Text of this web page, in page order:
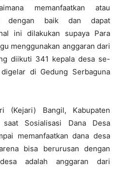
memanfaatkan atau
dengan baik dan dapat
ini dilakukan supaya Para
menggunakan anggaran dari
diikuti 341 kepala desa se-
di Gedung Serbaguna
(Kejari) Bangil, Kabupaten
Sosialisasi Dana Desa
memanfaatkan dana desa
bisa berurusan dengan
adalah anggaran dari